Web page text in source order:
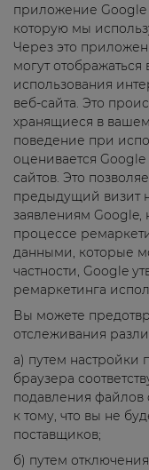
приложение Google
которую мы
Через это
могут
использования
веб-сайта. Это
хранящиеся в
поведение при
оценивается
сайтов. Это
предыдущий визит
заявлениям Google,
процессе
данными, которые
частности, Google
ремаркетинга
Вы можете
отслеживания
а) путем настройки
браузера
подавления файлов
к тому, что вы не
поставщиков;
б) путем